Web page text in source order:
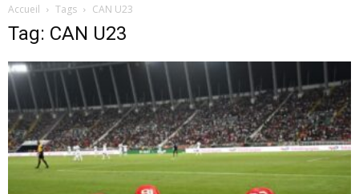
Accueil Tags CAN U23
Tag: CAN U23